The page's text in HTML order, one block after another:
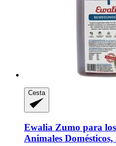
Cesta
Ewalia Zumo para
Animales Domésticos,